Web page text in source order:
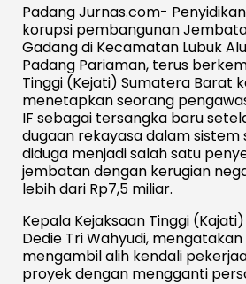
Padang Jurnas.com-
korupsi pembangunan
Gadang di Kecamatan Lubuk
Padang Pariaman, terus
Tinggi (Kejati) Sumatera Barat
menetapkan seorang
IF sebagai tersangka baru
dugaan rekayasa dalam sistem
diduga menjadi salah satu
jembatan dengan kerugian
lebih dari Rp7,5 miliar.
Kepala Kejaksaan Tinggi
Dedie Tri Wahyudi, mengatakan
mengambil alih kendali
proyek dengan mengganti